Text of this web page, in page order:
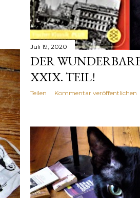
Juli 19, 2020
DER
XXIX. TEIL!
Teilen Kommentar veröffentlichen